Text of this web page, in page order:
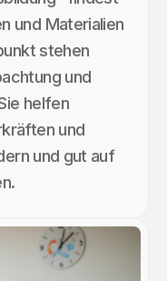
und Materialien
stehen
und
helfen
und
und gut auf